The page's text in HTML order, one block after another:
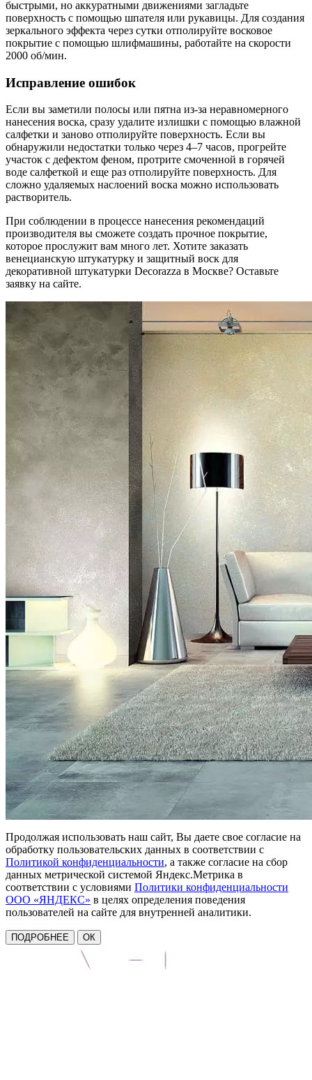
быстрыми, но аккуратными движениями загладьте
поверхность с помощью шпателя или рукавицы. Для создания
зеркального эффекта через сутки отполируйте восковое
покрытие с помощью шлифмашины, работайте на скорости
2000 об/мин.
Исправление ошибок
Если вы заметили полосы или пятна из-за неравномерного
нанесения воска, сразу удалите излишки с помощью влажной
салфетки и заново отполируйте поверхность. Если вы
обнаружили недостатки только через 4–7 часов, прогрейте
участок с дефектом феном, протрите смоченной в горячей
воде салфеткой и еще раз отполируйте поверхность. Для
сложно удаляемых наслоений воска можно использовать
растворитель.
При соблюдении в процессе нанесения рекомендаций
производителя вы сможете создать прочное покрытие,
которое прослужит вам много лет. Хотите заказать
венецианскую штукатурку и защитный воск для
декоративной штукатурки Decorazza в Москве? Оставьте
заявку на сайте.
Продолжая использовать наш сайт, Вы даете свое согласие на
обработку пользовательских данных в соответствии с
Политикой конфиденциальности, а также согласие на сбор
данных метрической системой Яндекс.Метрика в
соответствии с условиями Политики конфиденциальности
ООО «ЯНДЕКС» в целях определения поведения
пользователей на сайте для внутренней аналитики.
ПОДРОБНЕЕ ОК